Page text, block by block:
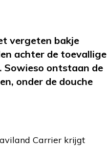
vergeten bakje
achter de toevallige
ontstaan de
onder de douche
Carrier krijgt